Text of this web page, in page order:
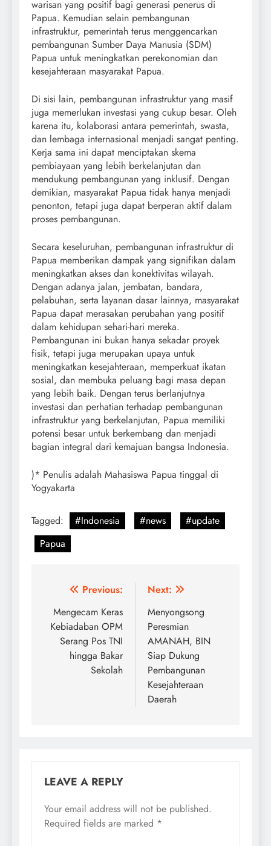
warisan yang positif bagi generasi penerus di
Papua. Kemudian selain pembangunan
infrastruktur, pemerintah terus menggencarkan
pembangunan Sumber Daya Manusia (SDM)
Papua untuk meningkatkan perekonomian dan
kesejahteraan masyarakat Papua.
Di sisi lain, pembangunan infrastruktur yang masif
juga memerlukan investasi yang cukup besar. Oleh
karena itu, kolaborasi antara pemerintah, swasta,
dan lembaga internasional menjadi sangat penting.
Kerja sama ini dapat menciptakan skema
pembiayaan yang lebih berkelanjutan dan
mendukung pembangunan yang inklusif. Dengan
demikian, masyarakat Papua tidak hanya menjadi
penonton, tetapi juga dapat berperan aktif dalam
proses pembangunan.
Secara keseluruhan, pembangunan infrastruktur di
Papua memberikan dampak yang signifikan dalam
meningkatkan akses dan konektivitas wilayah.
Dengan adanya jalan, jembatan, bandara,
pelabuhan, serta layanan dasar lainnya, masyarakat
Papua dapat merasakan perubahan yang positif
dalam kehidupan sehari-hari mereka.
Pembangunan ini bukan hanya sekadar proyek
fisik, tetapi juga merupakan upaya untuk
meningkatkan kesejahteraan, memperkuat ikatan
sosial, dan membuka peluang bagi masa depan
yang lebih baik. Dengan terus berlanjutnya
investasi dan perhatian terhadap pembangunan
infrastruktur yang berkelanjutan, Papua memiliki
potensi besar untuk berkembang dan menjadi
bagian integral dari kemajuan bangsa Indonesia.
)* Penulis adalah Mahasiswa Papua tinggal di
Yogyakarta
Tagged: #Indonesia #news
#update
Papua
Post
navigation
Previous:
Mengecam Keras
Kebiadaban OPM
Serang Pos TNI
hingga Bakar
Sekolah
Next:
Menyongsong
Peresmian
AMANAH, BIN
Siap Dukung
Pembangunan
Kesejahteraan
Daerah
LEAVE A REPLY
Your email address will not be published.
Required fields are marked *